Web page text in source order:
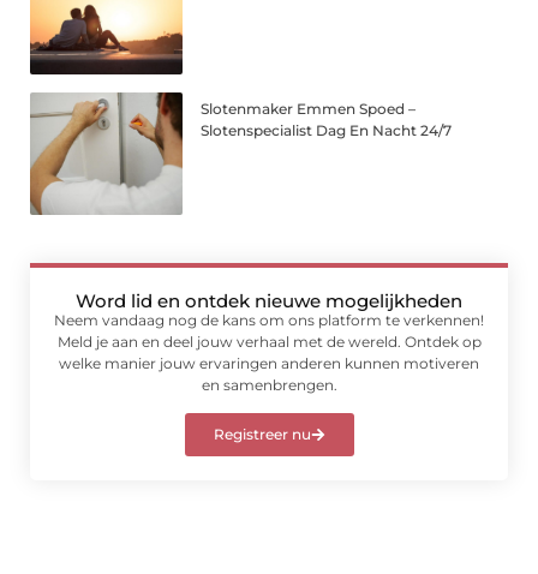
Slotenmaker Emmen Spoed –
Slotenspecialist Dag En Nacht 24/7
Word lid en ontdek nieuwe mogelijkheden
Neem vandaag nog de kans om ons platform te verkennen!
Meld je aan en deel jouw verhaal met de wereld. Ontdek op
welke manier jouw ervaringen anderen kunnen motiveren
en samenbrengen.
Registreer nu